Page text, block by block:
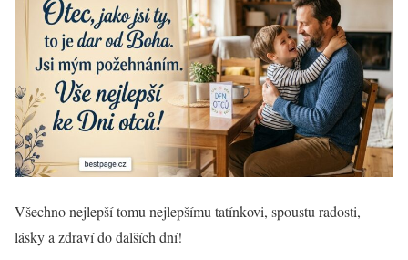
Všechno nejlepší tomu nejlepšímu tatínkovi, spoustu radosti,
lásky a zdraví do dalších dní!